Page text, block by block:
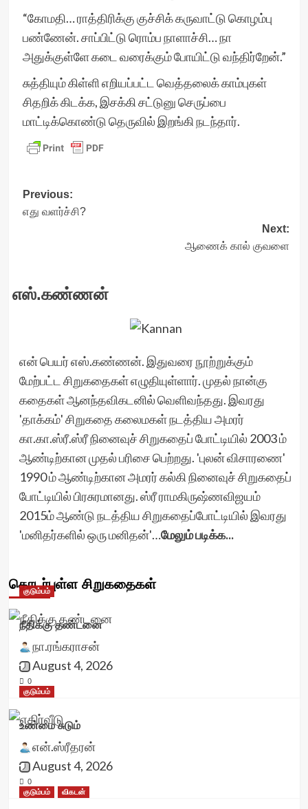
“கோமதி… ராத்திரிக்கு குச்சிக் கருவாட்டு கொழம்பு
பண்ணேன். சாப்பிட்டு ரொம்ப நாளாச்சி… நா
அதுக்குள்ளே கடை வரைக்கும் போயிட்டு வந்திர்றேன்.”
சுத்தியும் கிள்ளி எறியப்பட்ட வெத்தலைக் காம்புகள்
சிதறிக் கிடக்க, இசக்கி சட்டுனு செருப்பை
மாட்டிக்கொண்டு தெருவில் இறங்கி நடந்தார்.
Post
navigation
Previous:
எது வளர்ச்சி?
Next:
ஆணைக் கால் குவளை
எஸ்.கண்ணன்
என் பெயர் எஸ்.கண்ணன். இதுவரை நூற்றுக்கும்
மேற்பட்ட சிறுகதைகள் எழுதியுள்ளார். முதல் நான்கு
கதைகள் ஆனந்தவிகடனில் வெளிவந்தது. இவரது
'தாக்கம்' சிறுகதை கலைமகள் நடத்திய அமரர்
கா.கா.ஸ்ரீ.ஸ்ரீ நினைவுச் சிறுகதைப் போட்டியில் 2003 ம்
ஆண்டிற்கான முதல் பரிசை பெற்றது. 'புலன் விசாரணை'
1990 ம் ஆண்டிற்கான அமரர் கல்கி நினைவுச் சிறுகதைப்
போட்டியில் பிரசுரமானது. ஸ்ரீ ராமகிருஷ்ணவிஜயம்
2015ம் ஆண்டு நடத்திய சிறுகதைப்போட்டியில் இவரது
'மனிதர்களில் ஒரு மனிதன்'…மேலும் படிக்க...
தொடர்புள்ள சிறுகதைகள்
குடும்பம்
நீதிக்கு தண்டனை
நா.ரங்கராசன்
August 4, 2026
0
குடும்பம்
உண்மை சுடும்
என்.ஸ்ரீதரன்
August 4, 2026
0
குடும்பம்
விகடன்